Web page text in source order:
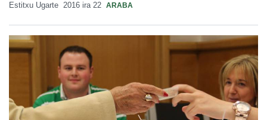
Estitxu Ugarte 2016 ira 22 ARABA